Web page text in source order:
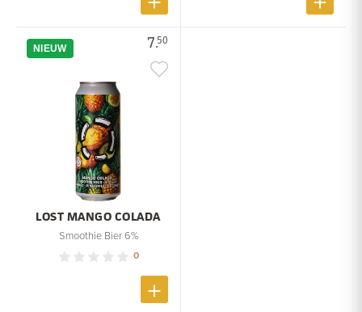
7.50
NIEUW
LOST MANGO COLADA
Smoothie Bier 6%
0